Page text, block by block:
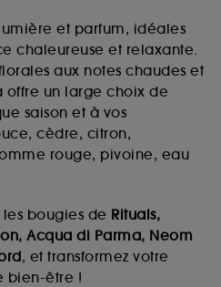
et parfum, idéales
chaleureuse et relaxante.
aux notes chaudes et
offre un large choix de
saison et à vos
cèdre, citron,
rouge, pivoine, eau
les bougies de Rituals,
Acqua di Parma, Neom
, et transformez votre
bien-être !